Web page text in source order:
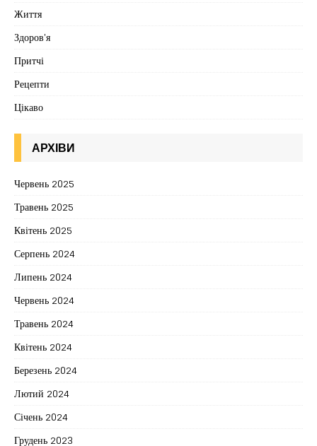
Життя
Здоров'я
Притчі
Рецепти
Цікаво
АРХІВИ
Червень 2025
Травень 2025
Квітень 2025
Серпень 2024
Липень 2024
Червень 2024
Травень 2024
Квітень 2024
Березень 2024
Лютий 2024
Січень 2024
Грудень 2023